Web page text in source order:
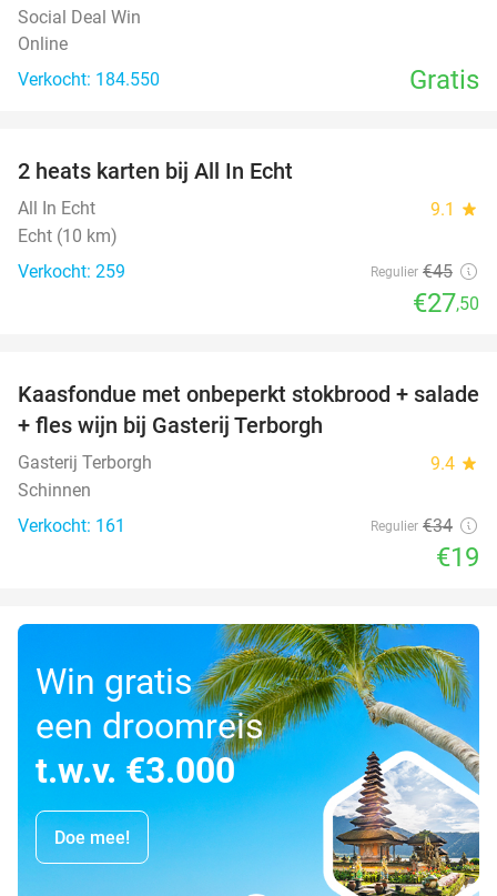
Social Deal Win
Online
Verkocht: 184.550
Gratis
2 heats karten bij All In Echt
All In Echt 9.1 star
Echt (10 km)
Verkocht: 259
Regulier €45
€27,50
44%
Kaasfondue met onbeperkt stokbrood + salade
+ fles wijn bij Gasterij Terborgh
Gasterij Terborgh 9.4 star
Schinnen
Verkocht: 161
Regulier €34
€19
Win gratis
een droomreis
t.w.v. €3.000
Doe mee!